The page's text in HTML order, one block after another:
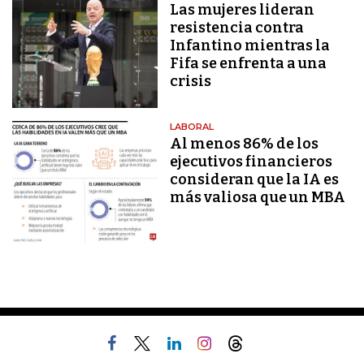
Las mujeres lideran
resistencia contra
Infantino mientras la
Fifa se enfrenta a una
crisis
LABORAL
Al menos 86% de los
ejecutivos financieros
consideran que la IA es
más valiosa que un MBA